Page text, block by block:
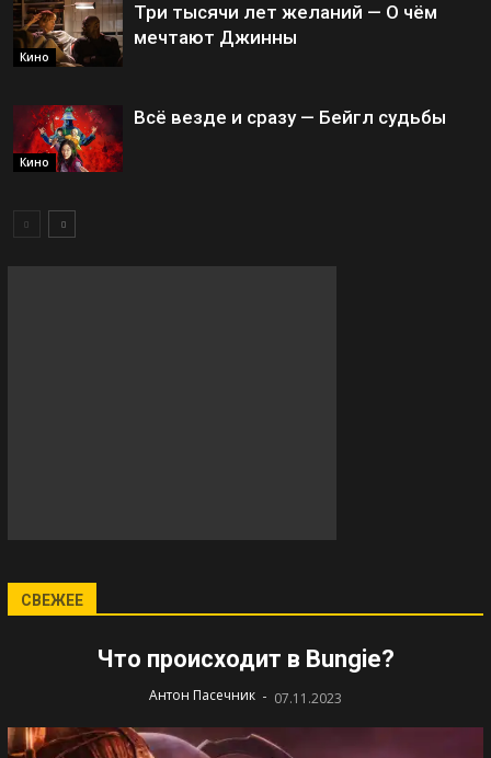
Кино
Три тысячи лет желаний — О чём
мечтают Джинны
Кино
Всё везде и сразу — Бейгл судьбы
СВЕЖЕЕ
Что происходит в Bungie?
Антон Пасечник - 07.11.2023